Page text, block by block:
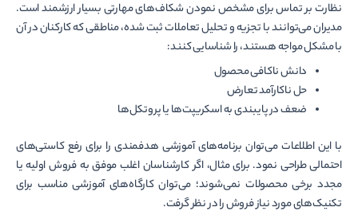
نظارت بر تماس برای مشخص نمودن شکاف‌های مهارتی بسیار ارزشمند است.
مدیران می‌توانند با تجزیه و تحلیل تعاملات ثبت شده، مناطقی که کارکنان در آن
با مشکل مواجه هستند، را شناسایی کنند:
دانش ناکافی محصول
حل ناکارآمد تعارض
ضعف در پایبندی به اسکریپت‌ها یا پروتکل‌ها
با این اطلاعات می‌توان برنامه‌های آموزشی هدفمندی را برای رفع کاستی‌های
احتمالی طراحی نمود. برای مثال، اگر کارشناسان اغلب موفق به فروش اولیه یا
مجدد برخی محصولات نمی‌شوند؛ می‌توان کارگاه‌های آموزشی مناسب برای
تکنیک‌های مورد نیاز فروش را در نظر گرفت.